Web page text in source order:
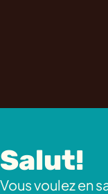
Salut!
Vous voulez en